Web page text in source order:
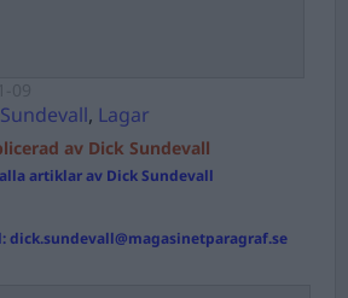
, Lagar
av Dick Sundevall
artiklar av Dick Sundevall
dick.sundevall@magasinetparagraf.se